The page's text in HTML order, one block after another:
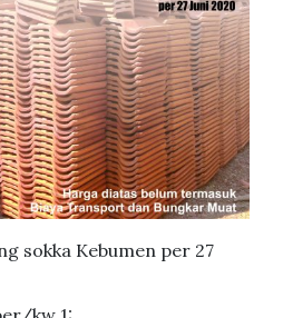
sokka Kebumen per 27